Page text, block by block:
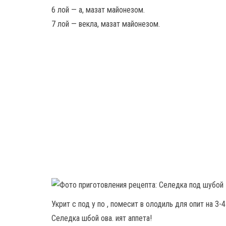
6 лой — а, мазат майонезом.
7 лой — векла, мазат майонезом.
Укрит с под у по , помесит в олодиль для опит на 3-
Селедка шбой ова. ият аппета!